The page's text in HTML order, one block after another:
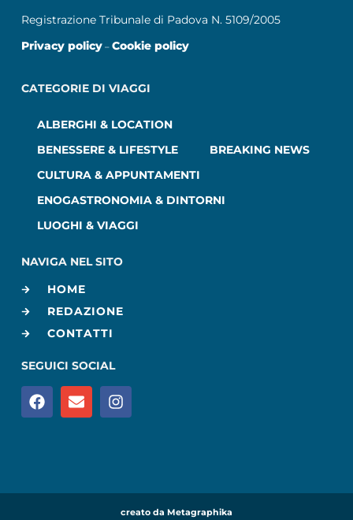
Registrazione Tribunale di Padova N. 5109/2005
Privacy policy– Cookie policy
CATEGORIE DI VIAGGI
ALBERGHI & LOCATION
BENESSERE & LIFESTYLE
BREAKING NEWS
CULTURA & APPUNTAMENTI
ENOGASTRONOMIA & DINTORNI
LUOGHI & VIAGGI
NAVIGA NEL SITO
HOME
REDAZIONE
CONTATTI
SEGUICI SOCIAL
creato da Metagraphika